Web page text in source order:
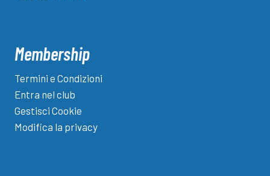
Membership
Termini e Condizioni
Entra nel club
Gestisci Cookie
Modifica la privacy